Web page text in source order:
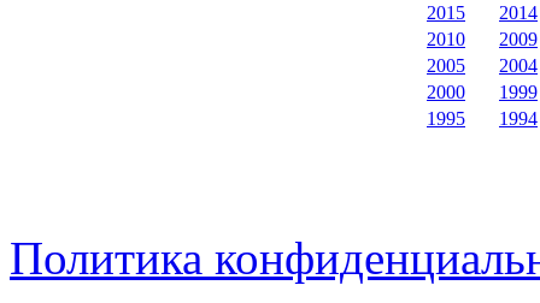
2015
2014
2010
2009
2005
2004
2000
1999
1995
1994
Политика